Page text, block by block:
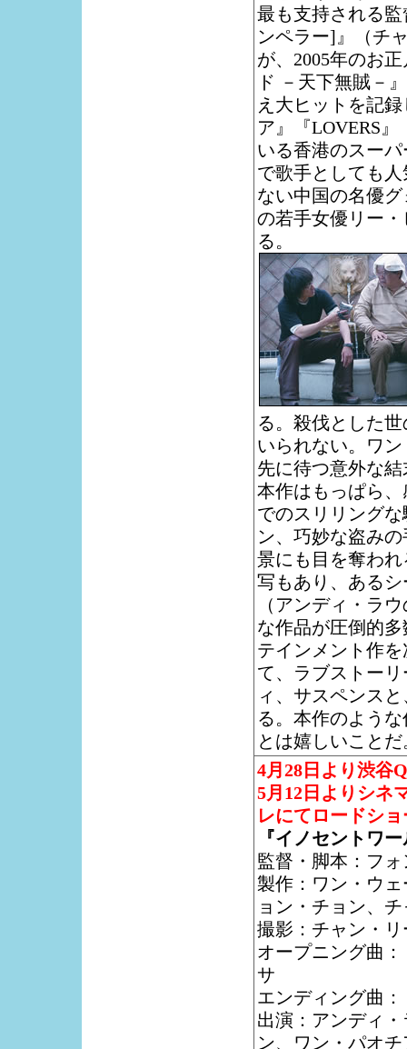
最も支持される
ンペラー]』（チ
が、2005年のお
ド －天下無賊－
え大ヒットを記
ア』『LOVERS
いる香港のスー
で歌手としても
ない中国の名優
の若手女優リー
る。
る。殺伐とした
いられない。ワ
先に待つ意外な
本作はもっぱら
でのスリリング
ン、巧妙な盗み
景にも目を奪わ
写もあり、ある
（アンディ・ラ
な作品が圧倒的
テインメント作
て、ラブストー
ィ、サスペンス
る。本作のよう
とは嬉しいことだ
4月28日より渋谷
5月12日よりシネ
レにてロードショ
『イノセントワ
監督・脚本：フ
製作：ワン・ウ
ョン・チョン、
撮影：チャン・リ
オープニング曲
サ
エンディング曲：
出演：アンディ
ン、ワン・パオ